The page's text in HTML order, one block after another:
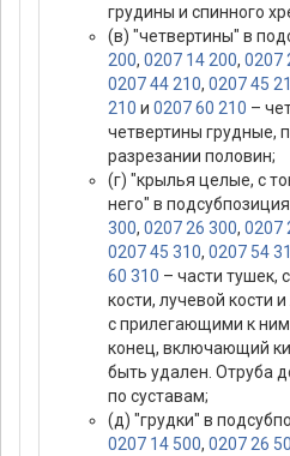
грудины и спинного
(в) "четвертины" в
200, 0207 14 200, 0207
0207 44 210, 0207 45
210 и 0207 60 210 –
четвертины грудные,
разрезании половин;
(г) "крылья целые, с
него" в
300, 0207 26 300, 0207
0207 45 310, 0207 54
60 310 – части тушек,
кости, лучевой кости
с прилегающими к
конец, включающий
быть удален. Отруба
по суставам;
(д) "грудки" в
0207 14 500, 0207 26